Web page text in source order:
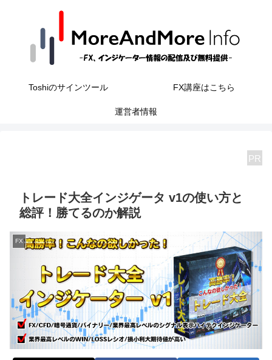
Toshiのサインツール FX講座はこちら
運営者情報
PR
トレード大全インジゲータ v1の使い方と
総評！勝てるのか解説
FX